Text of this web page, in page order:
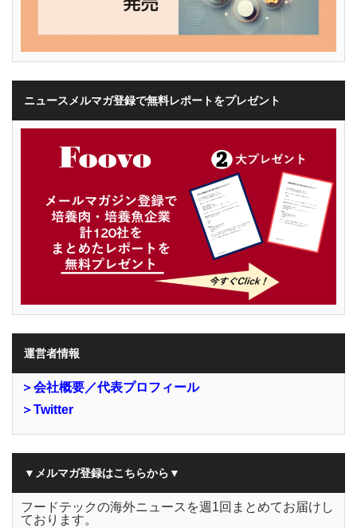
ニュースメルマガ登録で無料レポートをプレゼント
運営者情報
＞会社概要／代表プロフィール
＞Twitter
▼メルマガ登録はこちらから▼
フードテックの海外ニュースを週1回まとめてお届けし
ております。